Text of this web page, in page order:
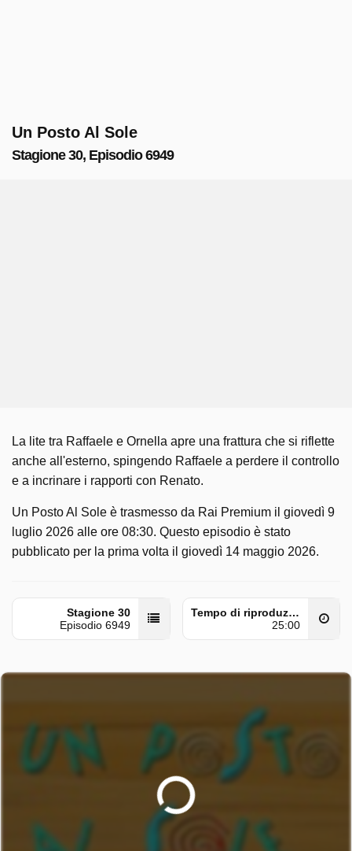
Un Posto Al Sole
Stagione 30, Episodio 6949
La lite tra Raffaele e Ornella apre una frattura che si riflette
anche all'esterno, spingendo Raffaele a perdere il controllo
e a incrinare i rapporti con Renato.
Un Posto Al Sole è trasmesso da Rai Premium il giovedì 9
luglio 2026 alle ore 08:30. Questo episodio è stato
pubblicato per la prima volta il giovedì 14 maggio 2026.
Stagione 30
Episodio 6949
Tempo di riproduzione
25:00